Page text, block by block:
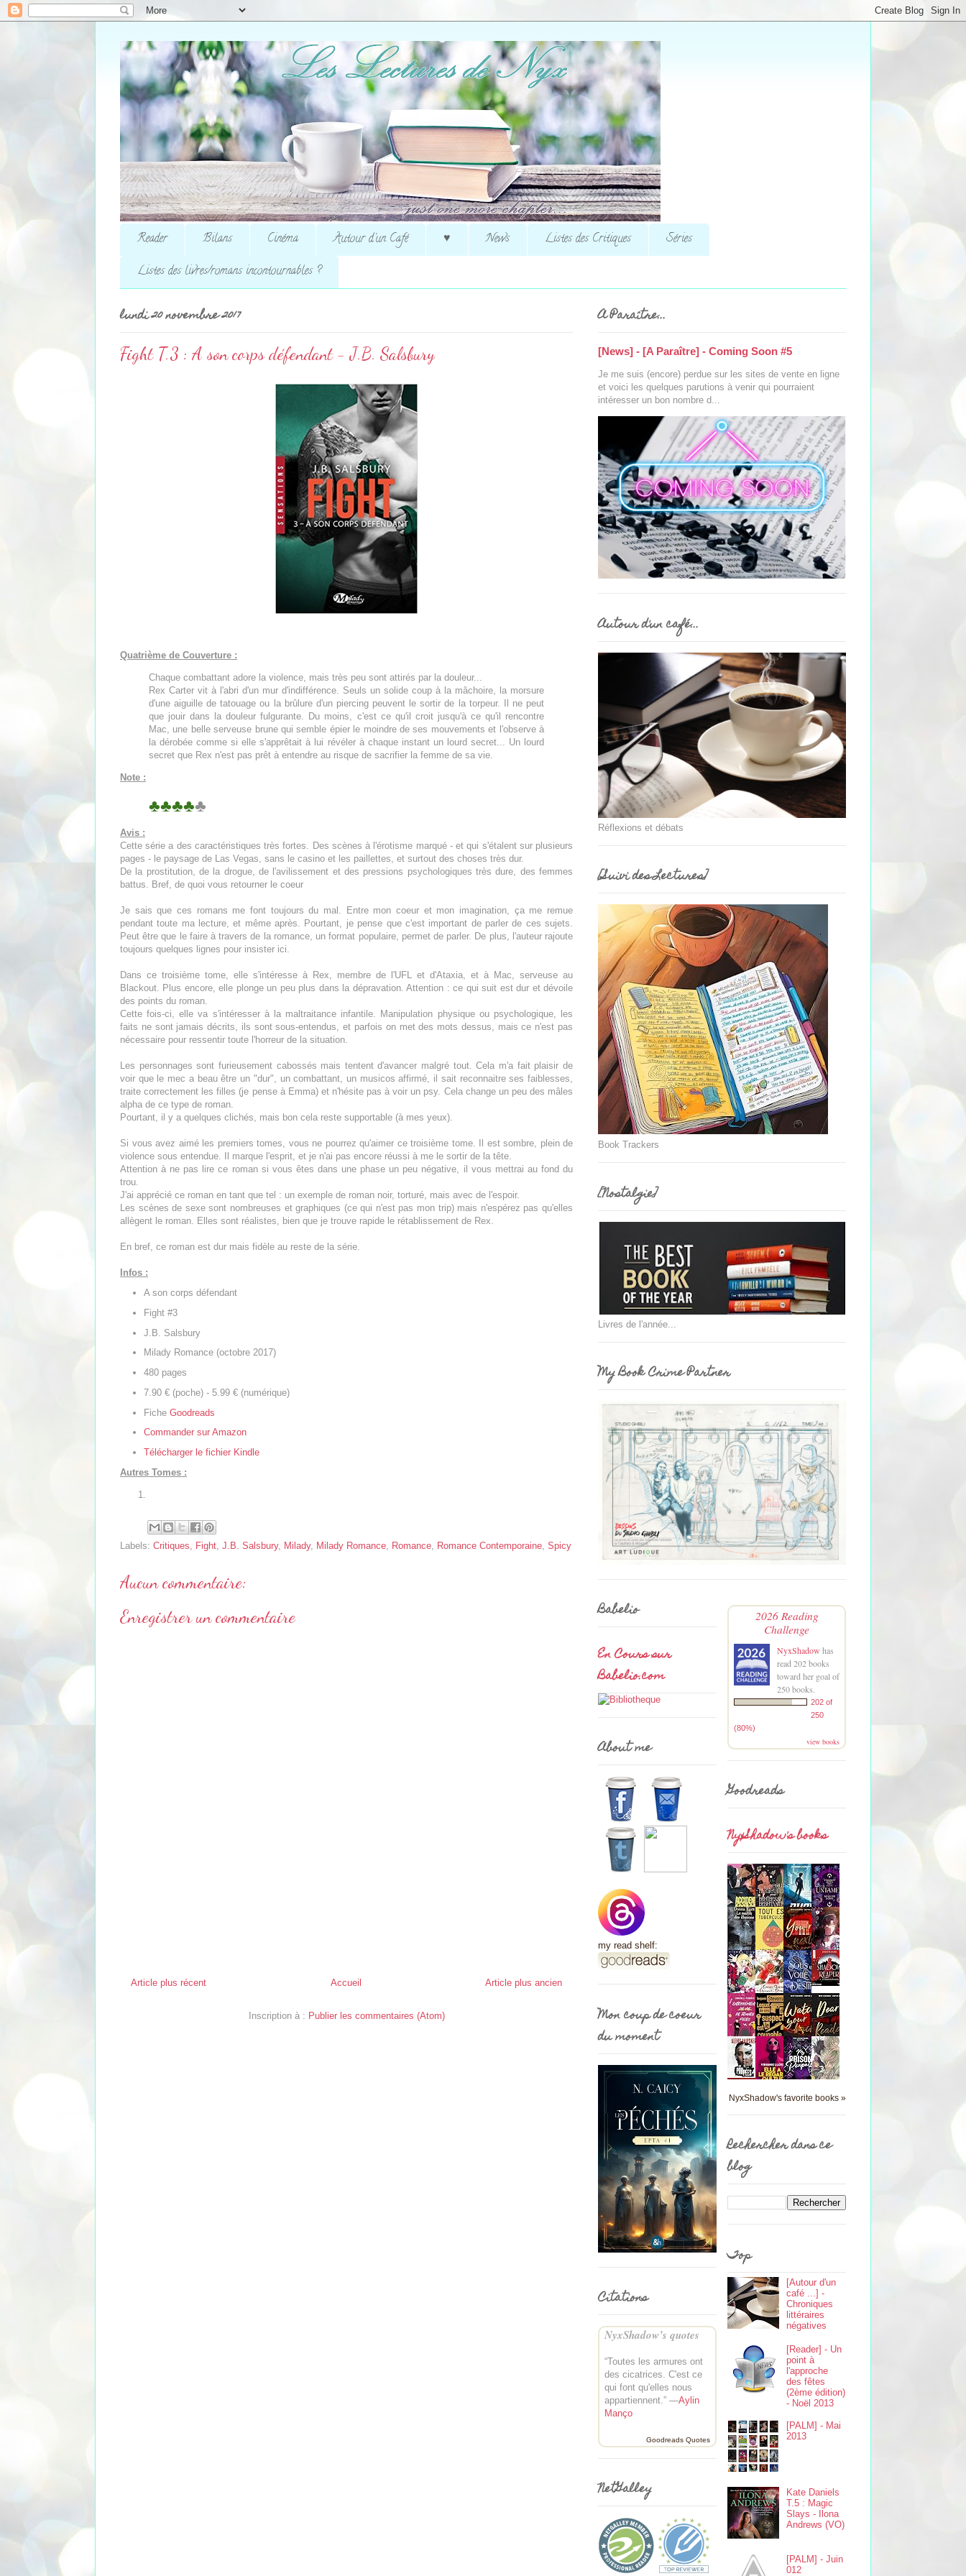
Reader Bilans Cinéma Autour d'un Café ♥ News Listes des Critiques
Séries
Listes des livres/romans incontournables ?
lundi 20 novembre 2017
Fight T.3 : A son corps défendant - J.B. Salsbury
Quatrième de Couverture :
Chaque combattant adore la violence, mais très peu sont attirés par la douleur...
Rex Carter vit à l'abri d'un mur d'indifférence. Seuls un solide coup à la mâchoire, la morsure
d'une aiguille de tatouage ou la brûlure d'un piercing peuvent le sortir de la torpeur. Il ne peut
que jouir dans la douleur fulgurante. Du moins, c'est ce qu'il croit jusqu'à ce qu'il rencontre
Mac, une belle serveuse brune qui semble épier le moindre de ses mouvements et l'observe à
la dérobée comme si elle s'apprêtait à lui révéler à chaque instant un lourd secret... Un lourd
secret que Rex n'est pas prêt à entendre au risque de sacrifier la femme de sa vie.
Note :
♣♣♣♣♣
Avis :
Cette série a des caractéristiques très fortes. Des scènes à l'érotisme marqué - et qui s'étalent sur plusieurs
pages - le paysage de Las Vegas, sans le casino et les paillettes, et surtout des choses très dur.
De la prostitution, de la drogue, de l'avilissement et des pressions psychologiques très dure, des femmes
battus. Bref, de quoi vous retourner le coeur
Je sais que ces romans me font toujours du mal. Entre mon coeur et mon imagination, ça me remue
pendant toute ma lecture, et même après. Pourtant, je pense que c'est important de parler de ces sujets.
Peut être que le faire à travers de la romance, un format populaire, permet de parler. De plus, l'auteur rajoute
toujours quelques lignes pour insister ici.
Dans ce troisième tome, elle s'intéresse à Rex, membre de l'UFL et d'Ataxia, et à Mac, serveuse au
Blackout. Plus encore, elle plonge un peu plus dans la dépravation. Attention : ce qui suit est dur et dévoile
des points du roman.
Cette fois-ci, elle va s'intéresser à la maltraitance infantile. Manipulation physique ou psychologique, les
faits ne sont jamais décrits, ils sont sous-entendus, et parfois on met des mots dessus, mais ce n'est pas
nécessaire pour ressentir toute l'horreur de la situation.
Les personnages sont furieusement cabossés mais tentent d'avancer malgré tout. Cela m'a fait plaisir de
voir que le mec a beau être un "dur", un combattant, un musicos affirmé, il sait reconnaitre ses faiblesses,
traite correctement les filles (je pense à Emma) et n'hésite pas à voir un psy. Cela change un peu des mâles
alpha de ce type de roman.
Pourtant, il y a quelques clichés, mais bon cela reste supportable (à mes yeux).
Si vous avez aimé les premiers tomes, vous ne pourrez qu'aimer ce troisième tome. Il est sombre, plein de
violence sous entendue. Il marque l'esprit, et je n'ai pas encore réussi à me le sortir de la tête.
Attention à ne pas lire ce roman si vous êtes dans une phase un peu négative, il vous mettrai au fond du
trou.
J'ai apprécié ce roman en tant que tel : un exemple de roman noir, torturé, mais avec de l'espoir.
Les scènes de sexe sont nombreuses et graphiques (ce qui n'est pas mon trip) mais n'espérez pas qu'elles
allègent le roman. Elles sont réalistes, bien que je trouve rapide le rétablissement de Rex.
En bref, ce roman est dur mais fidèle au reste de la série.
Infos :
A son corps défendant
Fight #3
J.B. Salsbury
Milady Romance (octobre 2017)
480 pages
7.90 € (poche) - 5.99 € (numérique)
Fiche Goodreads
Commander sur Amazon
Télécharger le fichier Kindle
Autres Tomes :
Labels: Critiques Fight J.B. Salsbury, Milady, Milady Romance Romance Romance Contemporaine Spicy
Aucun commentaire:
Enregistrer un commentaire
Article plus récent Article plus ancien
Accueil
Inscription à : Publier les commentaires (Atom)
A Paraître...
[News] - [A Paraître] - Coming Soon #5
Je me suis (encore) perdue sur les sites de vente en ligne
et voici les quelques parutions à venir qui pourraient
intéresser un bon nombre d...
Autour d'un café...
Réflexions et débats
[Suivi des Lectures]
Book Trackers
[Nostalgie]
Livres de l'année...
My Book Crime Partner
Babelio
En Cours sur
Babelio.com
About me
my read shelf:
Mon coup de coeur
du moment
Citations
NyxShadow’s quotes
“Toutes les armures ont
des cicatrices. C'est ce
qui font qu'elles nous
appartiennent.” —Aylin
Manço
Goodreads Quotes
NetGalley
2026 Reading
Challenge
NyxShadow has
read 202 books
toward her goal of
250 books.
202 of
250
(80%)
view books
Goodreads
NyxShadow's books
NyxShadow's favorite books »
Rechercher dans ce
blog
Top
[Autour d'un
café ...] -
Chroniques
littéraires
négatives
[Reader] - Un
point à
l'approche
des fêtes
(2ème édition)
- Noël 2013
[PALM] - Mai
2013
Kate Daniels
T.5 : Magic
Slays - Ilona
Andrews (VO)
[PALM] - Juin
012